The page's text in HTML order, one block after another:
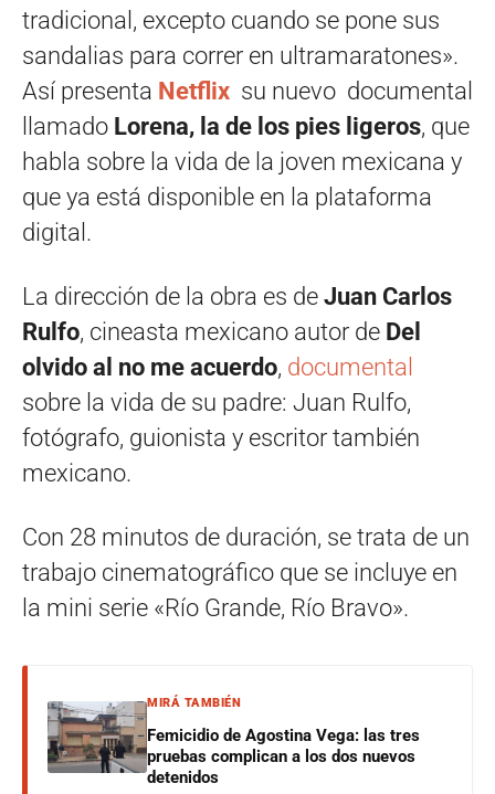
tradicional, excepto cuando se pone sus
sandalias para correr en ultramaratones».
Así presenta Netflix su nuevo documental
llamado Lorena, la de los pies ligeros, que
habla sobre la vida de la joven mexicana y
que ya está disponible en la plataforma
digital.
La dirección de la obra es de Juan Carlos
Rulfo, cineasta mexicano autor de Del
olvido al no me acuerdo, documental
sobre la vida de su padre: Juan Rulfo,
fotógrafo, guionista y escritor también
mexicano.
Con 28 minutos de duración, se trata de un
trabajo cinematográfico que se incluye en
la mini serie «Río Grande, Río Bravo».
MIRÁ TAMBIÉN
Femicidio de Agostina Vega: las tres
pruebas complican a los dos nuevos
detenidos